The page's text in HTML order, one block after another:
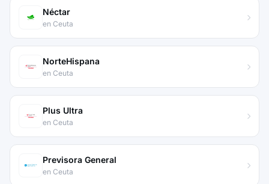
Néctar
en Ceuta
NorteHispana
en Ceuta
Plus Ultra
en Ceuta
Previsora General
en Ceuta